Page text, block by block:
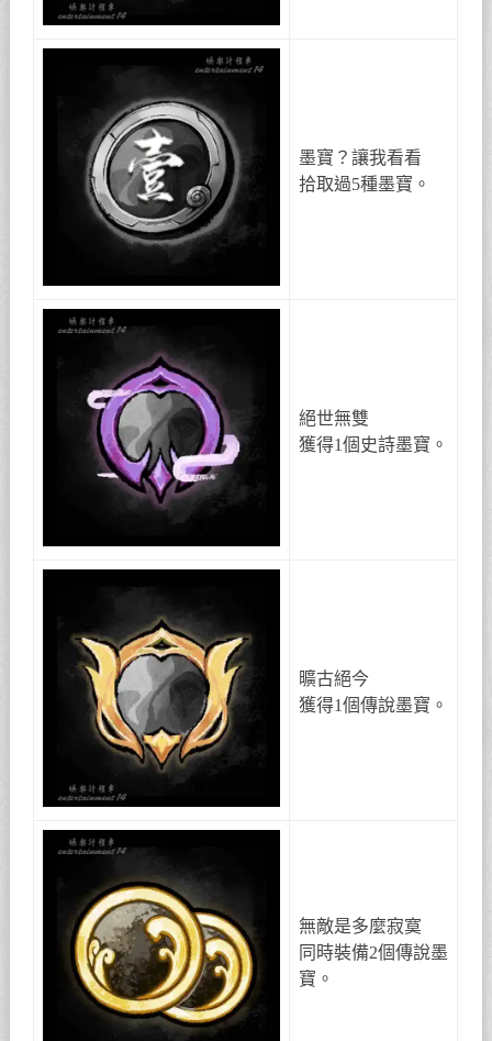
墨寶？讓我看看
拾取過5種墨寶。
絕世無雙
獲得1個史詩墨寶。
曠古絕今
獲得1個傳說墨寶。
無敵是多麼寂寞
同時裝備2個傳說墨
寶。